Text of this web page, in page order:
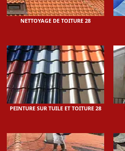
NETTOYAGE DE TOITURE 28
PEINTURE SUR TUILE ET TOITURE 28